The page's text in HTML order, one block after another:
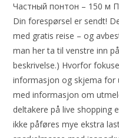
Частный понтон – 150 м
Din forespørsel er sendt!
med gratis reise – og
man her ta til venstre inn
beskrivelse.) Hvorfor
informasjon og skjema for
med informasjon om
deltakere på live shopping
ikke påføres mye ekstra